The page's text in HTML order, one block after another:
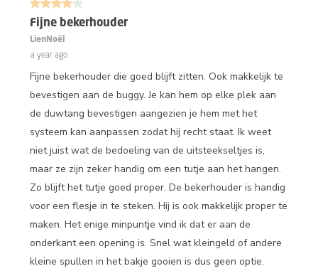
4 out of 5 stars.
Fijne bekerhouder
LienNoël
a year ago
Fijne bekerhouder die goed blijft zitten. Ook makkelijk te
bevestigen aan de buggy. Je kan hem op elke plek aan
de duwtang bevestigen aangezien je hem met het
systeem kan aanpassen zodat hij recht staat. Ik weet
niet juist wat de bedoeling van de uitsteekseltjes is,
maar ze zijn zeker handig om een tutje aan het hangen.
Zo blijft het tutje goed proper. De bekerhouder is handig
voor een flesje in te steken. Hij is ook makkelijk proper te
maken. Het enige minpuntje vind ik dat er aan de
onderkant een opening is. Snel wat kleingeld of andere
kleine spullen in het bakje gooien is dus geen optie.